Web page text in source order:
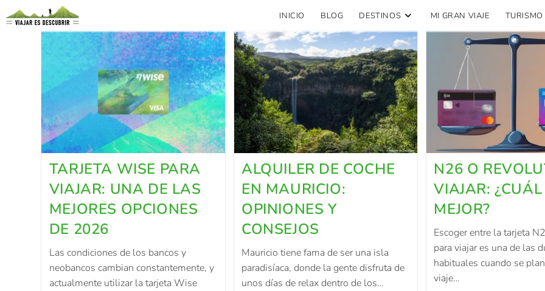
INICIO BLOG DESTINOS MI GRAN VIAJE
TARJETA WISE PARA
VIAJAR: UNA DE LAS
MEJORES OPCIONES
DE 2026
Las condiciones de los bancos y
neobancos cambian constantemente, y
actualmente utilizar la tarjeta Wise
ALQUILER DE COCHE
EN MAURICIO:
OPINIONES Y
CONSEJOS
Mauricio tiene fama de ser una isla
paradisíaca, donde la gente disfruta de
unos días de relax dentro de los…
N26 O
VIAJAR: ¿CUÁL
MEJOR?
Escoger entre la tarjeta
para viajar es una de las
habituales cuando se
viaje…